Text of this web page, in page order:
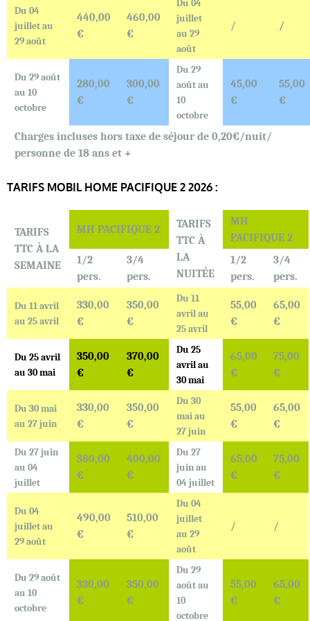
Du 04
juillet au
29 août
440,00
€
460,00
€
Du 04
juillet
au 29
août
/ /
Du 29 août
au 10
octobre
280,00
€
300,00
€
Du 29
août au
10
octobre
45,00
€
55,00
€
Charges incluses hors taxe de séjour de 0,20€/nuit/
personne de 18 ans et +
TARIFS MOBIL HOME PACIFIQUE 2 2026 :
TARIFS
TTC À LA
SEMAINE
MH PACIFIQUE 2
TARIFS
TTC À
LA
NUITÉE
MH
PACIFIQUE 2
1/2
pers.
3/4
pers.
1/2
pers.
3/4
pers.
Du 11 avril
au 25 avril
330,00
€
350,00
€
Du 11
avril au
25 avril
55,00
€
65,00
€
Du 25 avril
au 30 mai
350,00
€
370,00
€
Du 25
avril au
30 mai
65,00
€
75,00
€
Du 30 mai
au 27 juin
330,00
€
350,00
€
Du 30
mai au
27 juin
55,00
€
65,00
€
Du 27 juin
au 04
juillet
380,00
€
400,00
€
Du 27
juin au
04 juillet
65,00
€
75,00
€
Du 04
juillet au
29 août
490,00
€
510,00
€
Du 04
juillet
au 29
août
/ /
Du 29 août
au 10
octobre
330,00
€
350,00
€
Du 29
août au
10
octobre
55,00
€
65,00
€